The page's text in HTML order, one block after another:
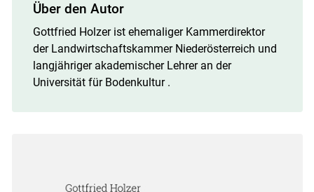
Über den Autor
Gottfried Holzer ist ehemaliger Kammerdirektor
der Landwirtschaftskammer Niederösterreich und
langjähriger akademischer Lehrer an der
Universität für Bodenkultur .